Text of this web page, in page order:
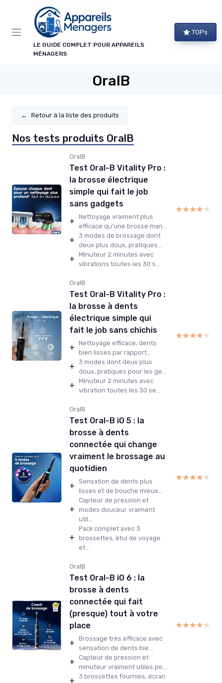
LE GUIDE COMPLET POUR APPAREILS
MÉNAGERS
TOPs
OralB
← Retour à la liste des produits
Nos tests produits OralB
OralB
Test Oral-B Vitality Pro :
la brosse électrique
simple qui fait le job
sans gadgets
+ Nettoyage vraiment plus
efficace qu’une brosse man...
+ 3 modes de brossage dont
deux plus doux, pratiques...
+ Minuteur 2 minutes avec
vibrations toutes les 30 s...
★★★★★
★★★★★
OralB
Test Oral-B Vitality Pro :
la brosse à dents
électrique simple qui
fait le job sans chichis
+ Nettoyage efficace, dents
bien lisses par rapport...
+ 3 modes dont deux plus
doux, pratiques pour les ge...
+ Minuteur 2 minutes avec
vibration toutes les 30 se...
★★★★★
★★★★★
OralB
Test Oral-B iO 5 : la
brosse à dents
connectée qui change
vraiment le brossage au
quotidien
+ Sensation de dents plus
lisses et de bouche mieux...
+
Capteur de pression et
modes douceur vraiment
util...
+
Pack complet avec 3
brossettes, étui de voyage
et...
★★★★★
★★★★★
OralB
Test Oral-B iO 6 : la
brosse à dents
connectée qui fait
(presque) tout à votre
place
+ Brossage très efficace avec
sensation de dents bie...
+ Capteur de pression et
minuteur vraiment utiles po...
+ 3 brossettes fournies, écran
★★★★★
★★★★★
Panneau de gestion des cookies